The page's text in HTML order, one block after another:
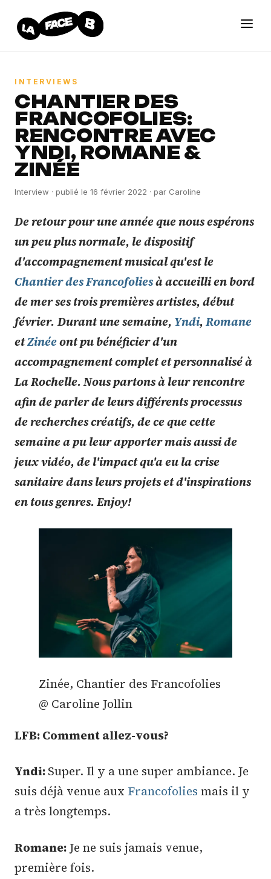
INTERVIEWS
CHANTIER DES
FRANCOFOLIES:
RENCONTRE AVEC
YNDI, ROMANE &
ZINÉE
Interview · publié le 16 février 2022 · par Caroline
De retour pour une année que nous espérons
un peu plus normale, le dispositif
d'accompagnement musical qu'est le
Chantier des Francofoliesà accueilli en bord
de mer ses trois premières artistes, début
février. Durant une semaine, Yndi, Romane
etZinéeont pu bénéficier d'un
accompagnement complet et personnalisé à
La Rochelle. Nous partons à leur rencontre
afin de parler de leurs différents processus
de recherches créatifs, de ce que cette
semaine a pu leur apporter mais aussi de
jeux vidéo, de l'impact qu'a eu la crise
sanitaire dans leurs projets et d'inspirations
en tous genres. Enjoy!
Zinée, Chantier des Francofolies
@ Caroline Jollin
LFB: Comment allez-vous?
Yndi:Super. Il y a une super ambiance. Je
suis déjà venue aux Francofolies mais il y
a très longtemps.
Romane:Je ne suis jamais venue,
première fois.